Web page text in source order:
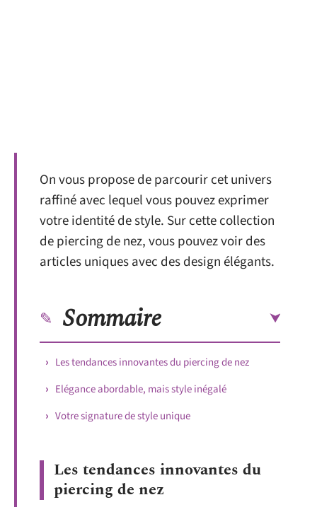
On vous propose de parcourir cet univers
raffiné avec lequel vous pouvez exprimer
votre identité de style. Sur cette collection
de piercing de nez, vous pouvez voir des
articles uniques avec des design élégants.
Sommaire
Les tendances innovantes du piercing de nez
Elégance abordable, mais style inégalé
Votre signature de style unique
Les tendances innovantes du
piercing de nez